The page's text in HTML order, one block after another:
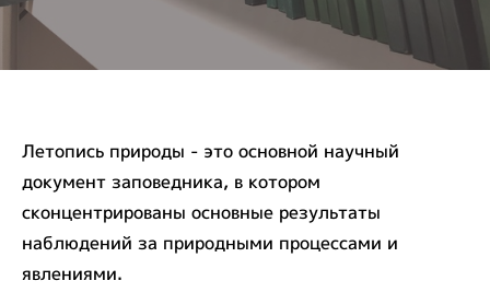
Летопись природы - это основной научный
документ заповедника, в котором
сконцентрированы основные результаты
наблюдений за природными процессами и
явлениями.